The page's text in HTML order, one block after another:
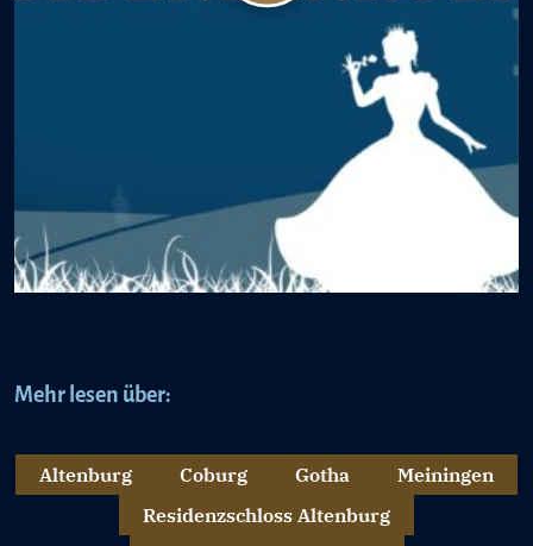
Mehr lesen über:
Altenburg Coburg Gotha
Meiningen
Residenzschloss Altenburg